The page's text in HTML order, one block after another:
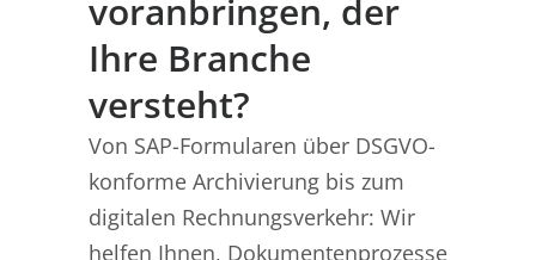
voranbringen, der
Ihre Branche
versteht?
Von SAP-Formularen über DSGVO-
konforme Archivierung bis zum
digitalen Rechnungsverkehr: Wir
helfen Ihnen, Dokumentenprozesse